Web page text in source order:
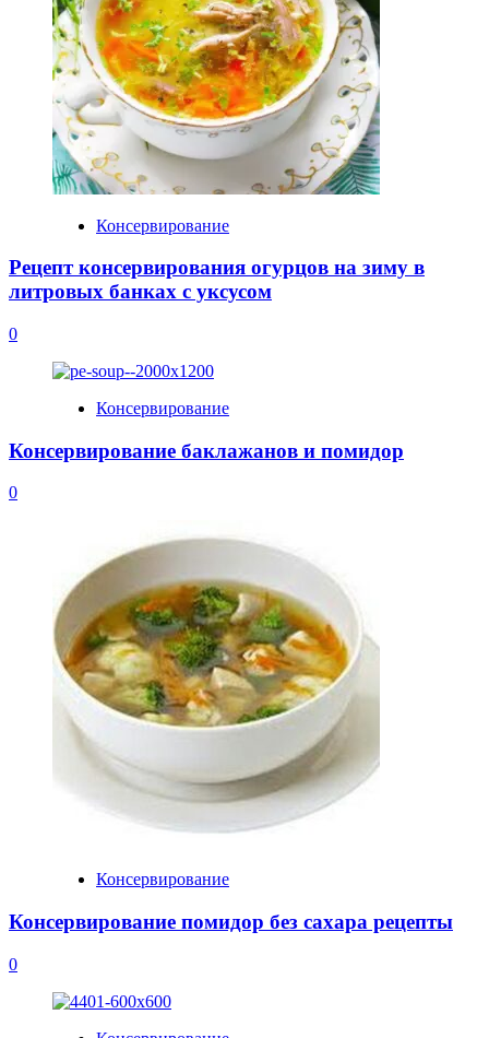
Консервирование
Рецепт консервирования огурцов на зиму в
литровых банках с уксусом
0
Консервирование
Консервирование баклажанов и помидор
0
Консервирование
Консервирование помидор без сахара рецепты
0